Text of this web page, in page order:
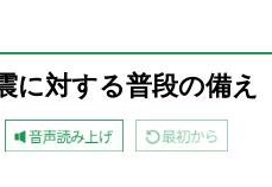
に対する普段の備え